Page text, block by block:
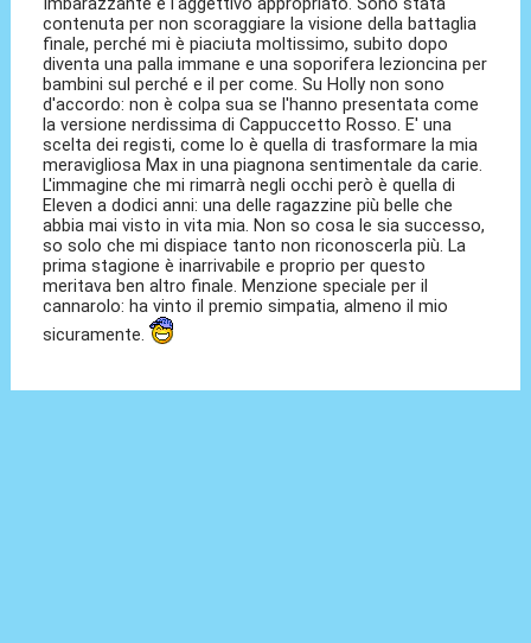
contenuta per non scoraggiare la visione della battaglia
finale, perché mi è piaciuta moltissimo, subito dopo
diventa una palla immane e una soporifera lezioncina per
bambini sul perché e il per come. Su Holly non sono
d'accordo: non è colpa sua se l'hanno presentata come
la versione nerdissima di Cappuccetto Rosso. E' una
scelta dei registi, come lo è quella di trasformare la mia
meravigliosa Max in una piagnona sentimentale da carie.
L'immagine che mi rimarrà negli occhi però è quella di
Eleven a dodici anni: una delle ragazzine più belle che
abbia mai visto in vita mia. Non so cosa le sia successo,
so solo che mi dispiace tanto non riconoscerla più. La
prima stagione è inarrivabile e proprio per questo
meritava ben altro finale. Menzione speciale per il
cannarolo: ha vinto il premio simpatia, almeno il mio
sicuramente.